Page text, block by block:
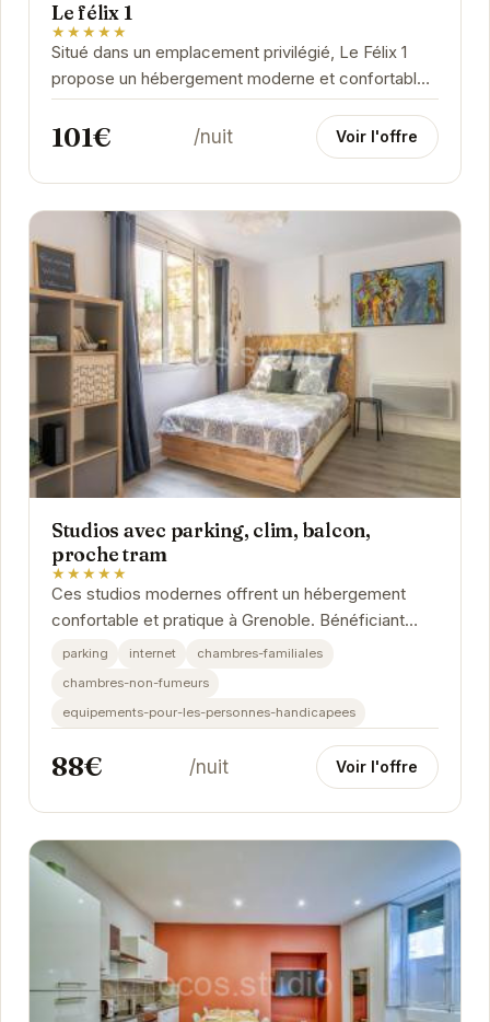
Le félix 1
★★★★★
Situé dans un emplacement privilégié, Le Félix 1
propose un hébergement moderne et confortable.
Idéal pour les voyageurs d'affaires et les...
101€ /nuit Voir l'offre
Studios avec parking, clim, balcon,
proche tram
★★★★★
Ces studios modernes offrent un hébergement
confortable et pratique à Grenoble. Bénéficiant
d'un emplacement privilégié près du tram, ils...
parking internet
chambres-familiales
chambres-non-fumeurs
equipements-pour-les-personnes-handicapees
88€ /nuit Voir l'offre